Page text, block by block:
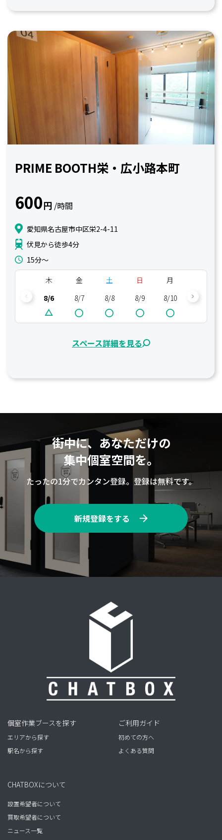
PRIME BOOTH栄・広小路本町
600円 /時間
愛知県名古屋市中区栄2-4-11
伏見から徒歩4分
15分〜
木
8/6
金
8/7
土
8/8
日
8/9
月
8/10
8/11
スペース詳細を見る
街中に、あなただけの
集中個室空間を。
たったの1分でカンタン登録。登録は無料です。
新規登録をする
個室作業ブースを探す
エリアから探す
駅名から探す
ご利用ガイド
初めての方へ
よくある質問
CHATBOXについて
設置希望者について
買取希望者について
ニュース一覧